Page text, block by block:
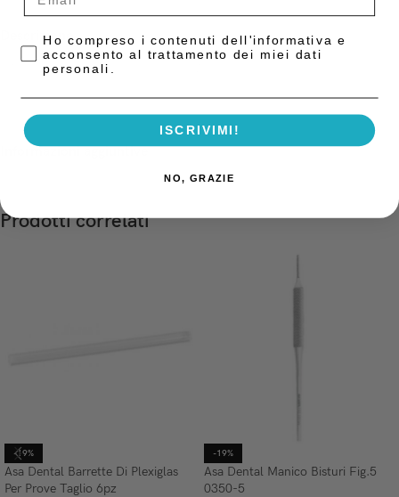
Descrizione
Manico per microlame per bisturi Asa
Informazioni aggiuntive
Prodotti correlati
-19%
Asa Dental Barrette Di Plexiglas
Per Prove Taglio 6pz
-19%
Asa Dental Manico Bisturi Fig.5
0350-5
Privacy Policy
Ho compreso i contenuti dell'informativa e
acconsento al trattamento dei miei dati
personali.
ISCRIVIMI!
NO, GRAZIE